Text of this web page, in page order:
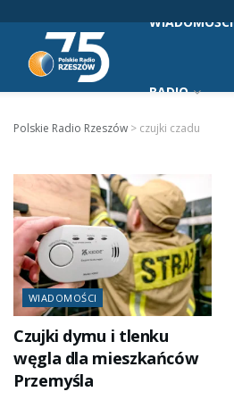
WIADOMOŚCI
RADIO
Polskie Radio Rzeszów > czujki czadu
WIADOMOŚCI
Czujki dymu i tlenku
węgla dla mieszkańców
Przemyśla